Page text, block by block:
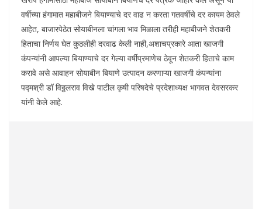
वर्षीच्या हंगामात महाबीजने बियाण्याचे दर वाढ न करता गतवर्षीचे दर कायम ठेवले
आहेत, बाजारपेठेत सोयाबीनला चांगला भाव मिळाला तरीही महाबीजने शेतकरी
हिताचा निर्णय घेत कुठलीही दरवाढ केली नाही,अशाचप्रकारे आता खाजगी
कंपन्यांनी आपल्या बियाण्याचे दर गेल्या वर्षीप्रमाणेच ठेवून शेतकरी हिताचे काम
करावे असे आवाहन सोयाबीन बियाणे उत्पादन करणाऱ्या खाजगी कंपन्यांना
पद्मश्री डॉ विठ्ठलराव विखे पाटील कृषी परिषदेचे प्रदेशाध्यक्ष भागवत देवसरकर
यांनी केले आहे.